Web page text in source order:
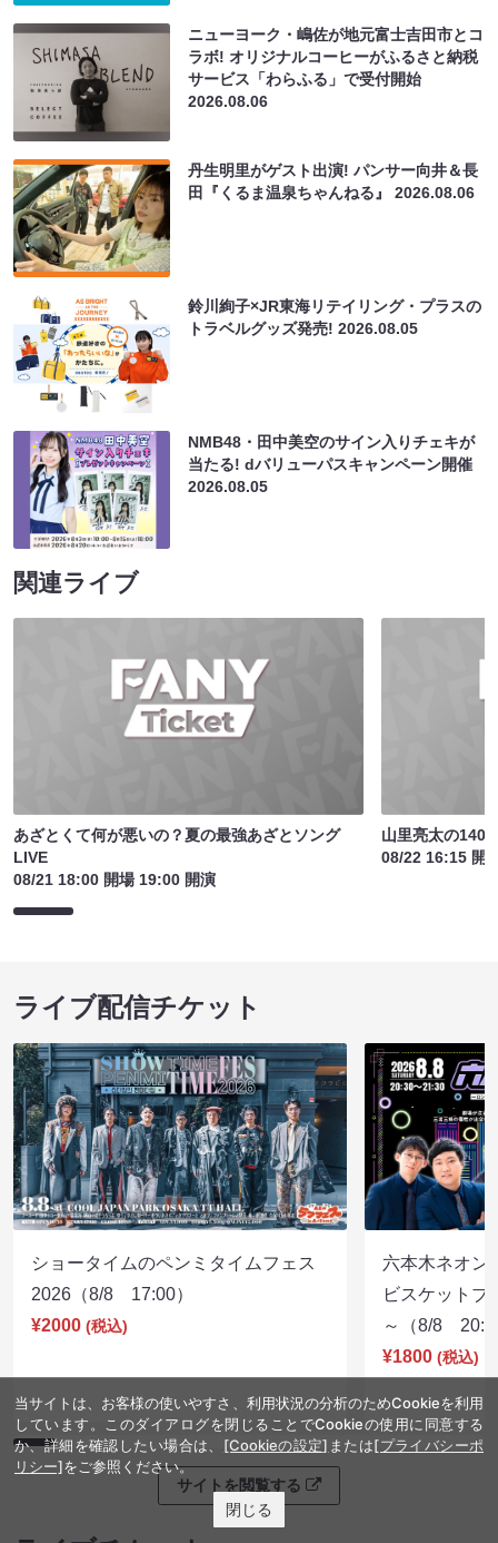
ニューヨーク・嶋佐が地元富士吉田市とコ
ラボ! オリジナルコーヒーがふるさと納税
サービス「わらふる」で受付開始
2026.08.06
丹生明里がゲスト出演! パンサー向井＆長
田『くるま温泉ちゃんねる』2026.08.06
鈴川絢子×JR東海リテイリング・プラスの
トラベルグッズ発売!2026.08.05
NMB48・田中美空のサイン入りチェキが
当たる! dバリューパスキャンペーン開催
2026.08.05
関連ライブ
あざとくて何が悪いの？夏の最強あざとソング
LIVE
08/21 18:00 開場 19:00 開演
山里亮太の140
08/22 16:15 開
ライブ配信チケット
ショータイムのペンミタイムフェス
2026（8/8 17:00）
¥2000 (税込)
六本木ネオン
ビスケットブ
～（8/8
¥1800 (税込)
サイトを閲覧する
当サイトは、お客様の使いやすさ、利用状況の分析のためCookieを利用
しています。このダイアログを閉じることでCookieの使用に同意する
か、詳細を確認したい場合は、 [Cookieの設定] または[プライバシーポ
リシー]をご参照ください。
閉じる